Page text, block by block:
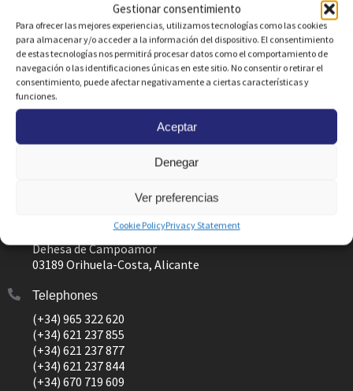
Gestionar consentimiento
Para ofrecer las mejores experiencias, utilizamos tecnologías como las cookies
para almacenar y/o acceder a la información del dispositivo. El consentimiento
de estas tecnologías nos permitirá procesar datos como el comportamiento de
navegación o las identificaciones únicas en este sitio. No consentir o retirar el
consentimiento, puede afectar negativamente a ciertas características y
funciones.
Aceptar
Denegar
Ver preferencias
Cookie PolicyPrivacy Statement
Rent: terrace properties with air-
conditioning, communal pool
CABO ROIG
Ref: 1756
Avda. Miguel de Cervantes 77, local 1
Dehesa de Campoamor
03189 Orihuela-Costa, Alicante
Telephones
(+34) 965 322 620
(+34) 621 237 855
(+34) 621 237 877
(+34) 621 237 844
(+34) 670 719 609